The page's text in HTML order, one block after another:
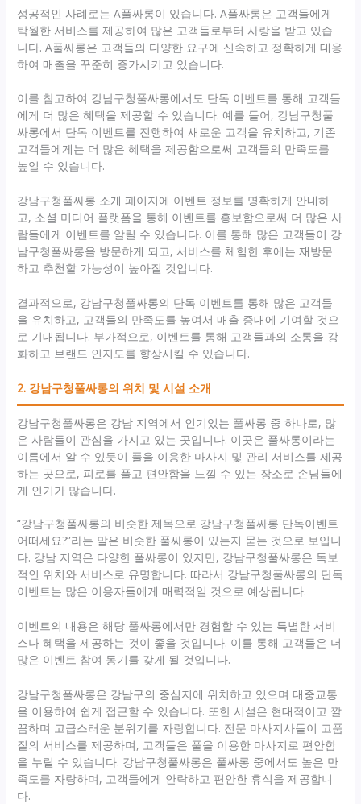
성공적인 사례로는 A풀싸롱이 있습니다. A풀싸롱은 고객들에게
탁월한 서비스를 제공하여 많은 고객들로부터 사랑을 받고 있습
니다. A풀싸롱은 고객들의 다양한 요구에 신속하고 정확하게 대응
하여 매출을 꾸준히 증가시키고 있습니다.
이를 참고하여 강남구청풀싸롱에서도 단독 이벤트를 통해 고객들
에게 더 많은 혜택을 제공할 수 있습니다. 예를 들어, 강남구청풀
싸롱에서 단독 이벤트를 진행하여 새로운 고객을 유치하고, 기존
고객들에게는 더 많은 혜택을 제공함으로써 고객들의 만족도를
높일 수 있습니다.
강남구청풀싸롱 소개 페이지에 이벤트 정보를 명확하게 안내하
고, 소셜 미디어 플랫폼을 통해 이벤트를 홍보함으로써 더 많은 사
람들에게 이벤트를 알릴 수 있습니다. 이를 통해 많은 고객들이 강
남구청풀싸롱을 방문하게 되고, 서비스를 체험한 후에는 재방문
하고 추천할 가능성이 높아질 것입니다.
결과적으로, 강남구청풀싸롱의 단독 이벤트를 통해 많은 고객들
을 유치하고, 고객들의 만족도를 높여서 매출 증대에 기여할 것으
로 기대됩니다. 부가적으로, 이벤트를 통해 고객들과의 소통을 강
화하고 브랜드 인지도를 향상시킬 수 있습니다.
2. 강남구청풀싸롱의 위치 및 시설 소개
강남구청풀싸롱은 강남 지역에서 인기있는 풀싸롱 중 하나로, 많
은 사람들이 관심을 가지고 있는 곳입니다. 이곳은 풀싸롱이라는
이름에서 알 수 있듯이 풀을 이용한 마사지 및 관리 서비스를 제공
하는 곳으로, 피로를 풀고 편안함을 느낄 수 있는 장소로 손님들에
게 인기가 많습니다.
“강남구청풀싸롱의 비슷한 제목으로 강남구청풀싸롱 단독이벤트
어떠세요?”라는 말은 비슷한 풀싸롱이 있는지 묻는 것으로 보입니
다. 강남 지역은 다양한 풀싸롱이 있지만, 강남구청풀싸롱은 독보
적인 위치와 서비스로 유명합니다. 따라서 강남구청풀싸롱의 단독
이벤트는 많은 이용자들에게 매력적일 것으로 예상됩니다.
이벤트의 내용은 해당 풀싸롱에서만 경험할 수 있는 특별한 서비
스나 혜택을 제공하는 것이 좋을 것입니다. 이를 통해 고객들은 더
많은 이벤트 참여 동기를 갖게 될 것입니다.
강남구청풀싸롱은 강남구의 중심지에 위치하고 있으며 대중교통
을 이용하여 쉽게 접근할 수 있습니다. 또한 시설은 현대적이고 깔
끔하며 고급스러운 분위기를 자랑합니다. 전문 마사지사들이 고품
질의 서비스를 제공하며, 고객들은 풀을 이용한 마사지로 편안함
을 누릴 수 있습니다. 강남구청풀싸롱은 풀싸롱 중에서도 높은 만
족도를 자랑하며, 고객들에게 안락하고 편안한 휴식을 제공합니
다.